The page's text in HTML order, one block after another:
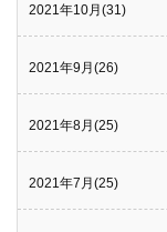
2021年10月(31)
2021年9月(26)
2021年8月(25)
2021年7月(25)